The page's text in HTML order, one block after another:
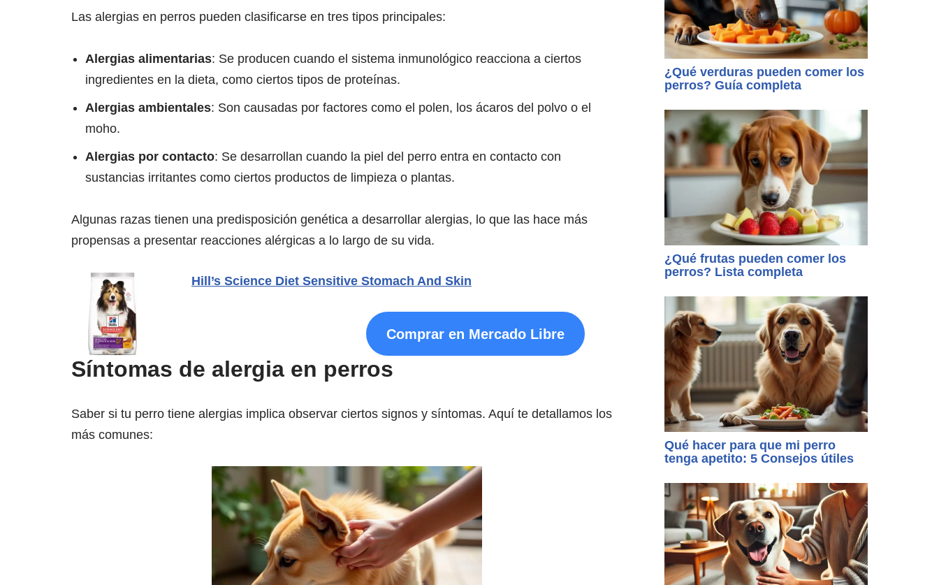
Las alergias en perros pueden clasificarse en tres tipos principales:
Alergias alimentarias: Se producen cuando el sistema inmunológico reacciona a ciertos
ingredientes en la dieta, como ciertos tipos de proteínas.
Alergias ambientales: Son causadas por factores como el polen, los ácaros del polvo o el
moho.
Alergias por contacto: Se desarrollan cuando la piel del perro entra en contacto con
sustancias irritantes como ciertos productos de limpieza o plantas.
Algunas razas tienen una predisposición genética a desarrollar alergias, lo que las hace más
propensas a presentar reacciones alérgicas a lo largo de su vida.
Hill’s Science Diet Sensitive Stomach And Skin
Comprar en Mercado Libre
Síntomas de alergia en perros
Saber si tu perro tiene alergias implica observar ciertos signos y síntomas. Aquí te detallamos los
más comunes:
¿Qué verduras pueden comer los
perros? Guía completa
¿Qué frutas pueden comer los
perros? Lista completa
Qué hacer para que mi perro
tenga apetito: 5 Consejos útiles